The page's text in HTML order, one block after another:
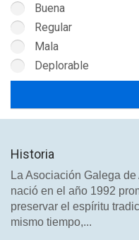
Buena
Regular
Mala
Deplorable
Historia
La Asociación Galega
nació en el año 1992
preservar el espíritu
mismo tiempo,...